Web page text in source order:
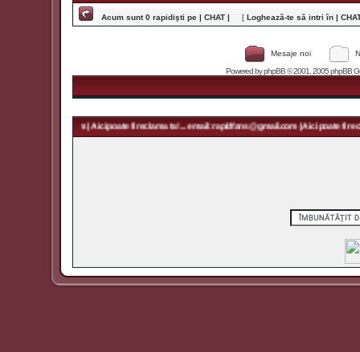
Acum sunt 0 rapidişti pe | CHAT | [ Loghează-te să intri în |
Mesaje noi
Powered byphpBB© 2001, 2005 phpBB
| Aici poate fi reclama ta! ... email: rapidfans@gmail.com | Aici poate fi